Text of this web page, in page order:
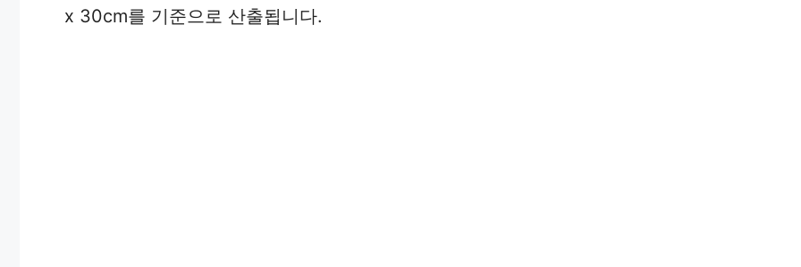
x 30cm를 기준으로 산출됩니다.